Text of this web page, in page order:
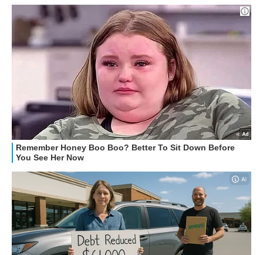
STREAMING E SERIE TV